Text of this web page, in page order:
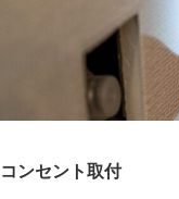
コンセント取付